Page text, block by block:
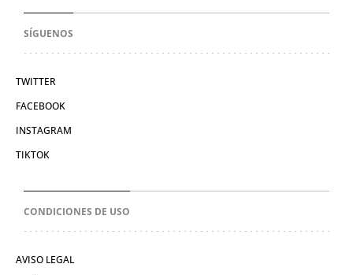
SÍGUENOS
TWITTER
FACEBOOK
INSTAGRAM
TIKTOK
CONDICIONES DE USO
AVISO LEGAL